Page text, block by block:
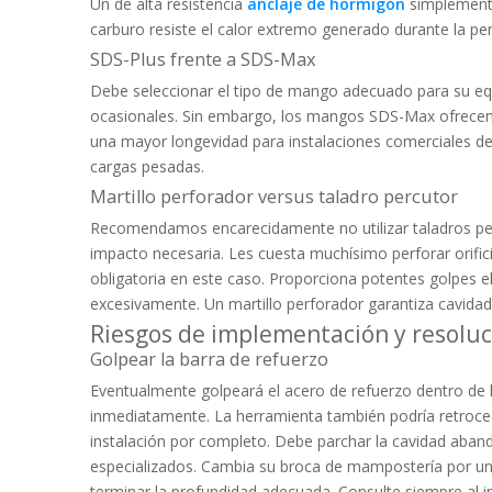
carburo resiste el calor extremo generado durante la
SDS-Plus frente a SDS-Max
Debe seleccionar el tipo de mango adecuado para su
ocasionales. Sin embargo, los mangos SDS-Max
una mayor longevidad para instalaciones comerciales
cargas pesadas.
Martillo perforador versus taladro percutor
Recomendamos encarecidamente no utilizar taladros
impacto necesaria. Les cuesta muchísimo perforar
obligatoria en este caso. Proporciona potentes golpes
excesivamente. Un martillo perforador garantiza
Riesgos de implementación y
Golpear la barra de refuerzo
Eventualmente golpeará el acero de refuerzo dentro
inmediatamente. La herramienta también podría
instalación por completo. Debe parchar la cavidad
especializados. Cambia su broca de mampostería por